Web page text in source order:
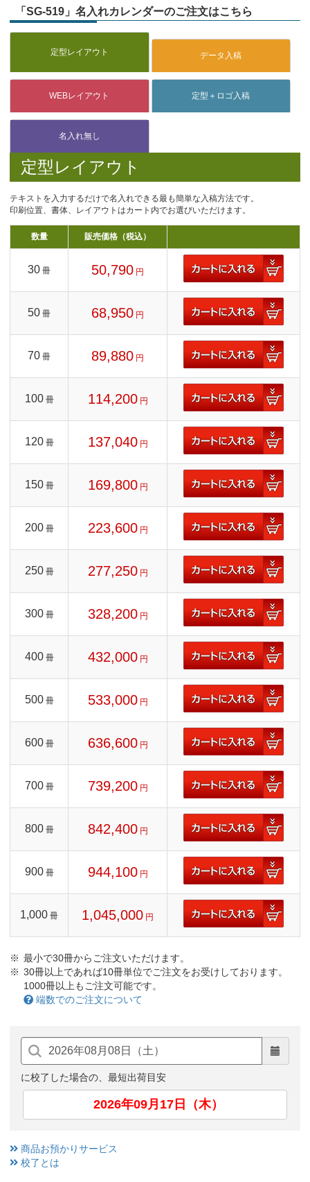
「SG-519」名入れカレンダーのご注文はこちら
定型レイアウト
テキストを入力するだけで名入れできる最も簡単な入稿方法です。
印刷位置、書体、レイアウトはカート内でお選びいただけます。
数量 販売価格（税込）
30 冊 50,790 円
50 冊 68,950 円
70 冊 89,880 円
100 冊 114,200 円
120 冊 137,040 円
150 冊 169,800 円
200 冊 223,600 円
250 冊 277,250 円
300 冊 328,200 円
400 冊 432,000 円
500 冊 533,000 円
600 冊 636,600 円
700 冊 739,200 円
800 冊 842,400 円
900 冊 944,100 円
1,000 冊 1,045,000 円
最小で30冊からご注文いただけます。
30冊以上であれば10冊単位でご注文をお受けしております。
1000冊以上もご注文可能です。
端数でのご注文について
に校了した場合の、最短出荷目安
2026年09月17日（木）
商品お預かりサービス
校了とは